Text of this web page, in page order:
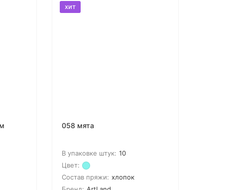
хит
058 мята
В упаковке штук: 10
Цвет:
Состав пряжи: хлопок